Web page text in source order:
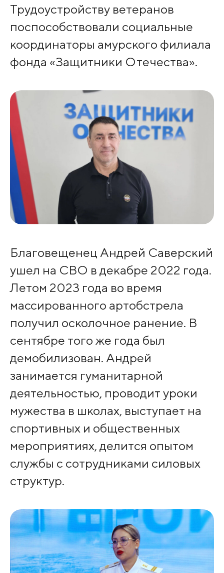
Трудоустройству ветеранов
поспособствовали социальные
координаторы амурского филиала
фонда «Защитники Отечества».
Благовещенец Андрей Саверский
ушел на СВО в декабре 2022 года.
Летом 2023 года во время
массированного артобстрела
получил осколочное ранение. В
сентябре того же года был
демобилизован. Андрей
занимается гуманитарной
деятельностью, проводит уроки
мужества в школах, выступает на
спортивных и общественных
мероприятиях, делится опытом
службы с сотрудниками силовых
структур.